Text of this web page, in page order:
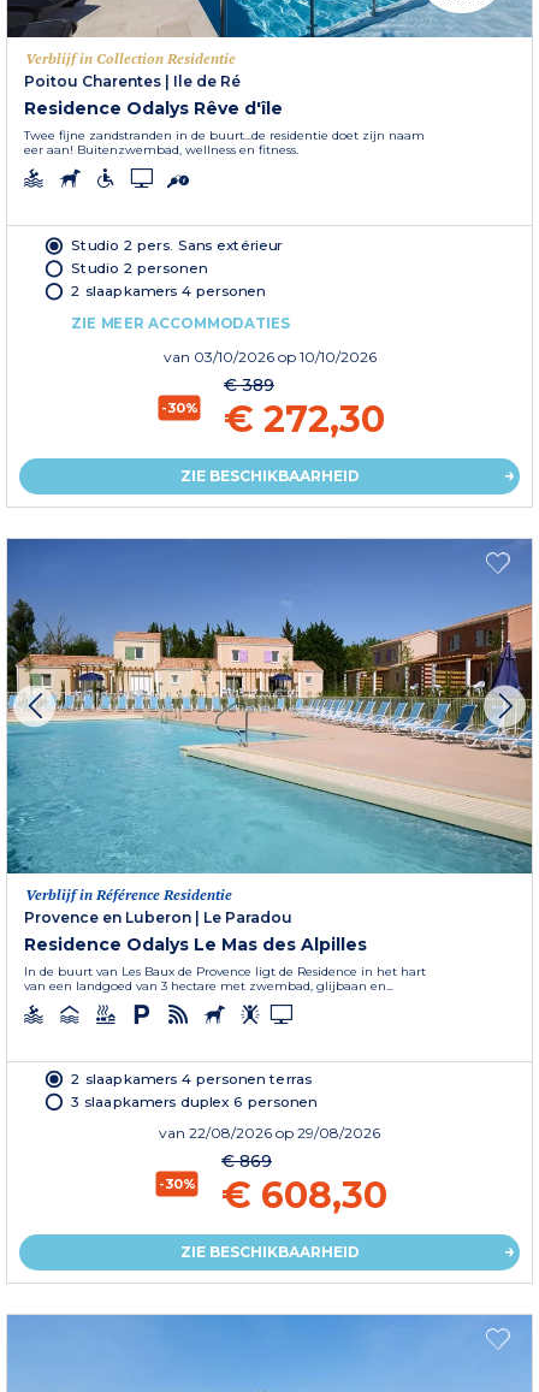
Verblijf in Collection Residentie
Poitou Charentes
Ile de Ré
Residence Odalys Rêve d'île
Twee fijne zandstranden in de buurt...de residentie doet zijn naam
eer aan! Buitenzwembad, wellness en fitness.
Studio 2 pers. Sans extérieur
Studio 2 personen
2 slaapkamers 4 personen
ZIE MEER ACCOMMODATIES
van 03/10/2026 op 10/10/2026
-30%
€ 389
€ 272,30
ZIE BESCHIKBAARHEID
Verblijf in Référence Residentie
Provence en Luberon
Le Paradou
Residence Odalys Le Mas des Alpilles
In de buurt van Les Baux de Provence ligt de Residence in het hart
van een landgoed van 3 hectare met zwembad, glijbaan en...
2 slaapkamers 4 personen terras
3 slaapkamers duplex 6 personen
van 22/08/2026 op 29/08/2026
-30%
€ 869
€ 608,30
ZIE BESCHIKBAARHEID